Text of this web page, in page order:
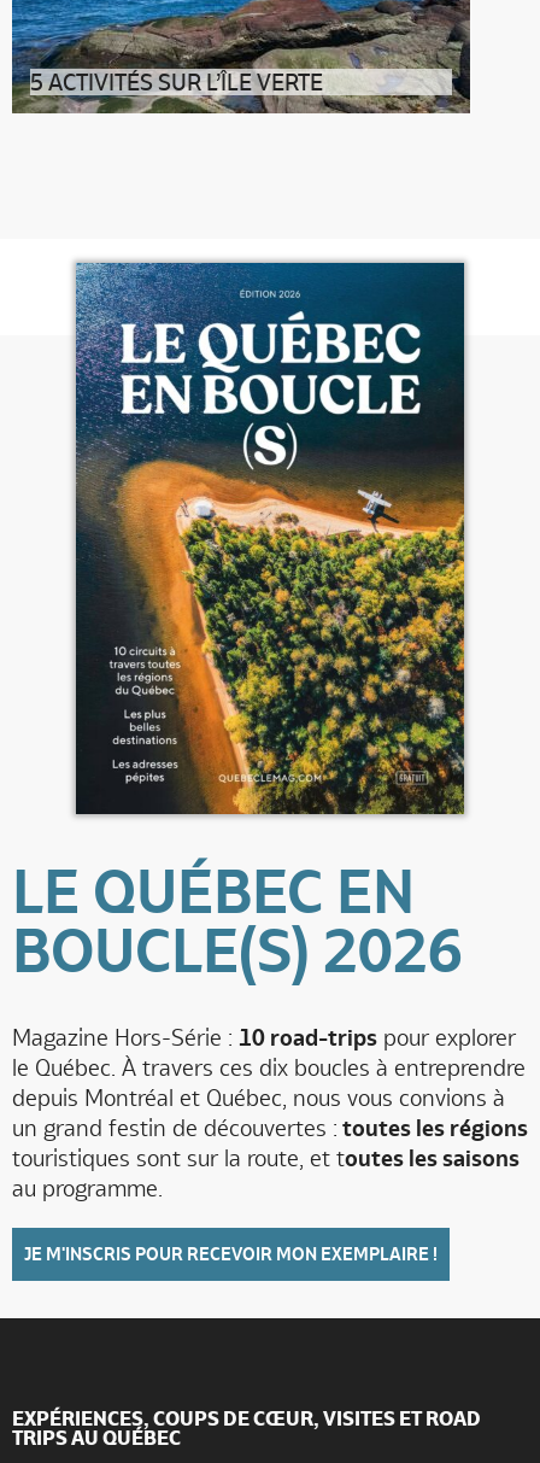
5 ACTIVITÉS SUR L’ÎLE VERTE
LE QUÉBEC EN
BOUCLE(S) 2026
Magazine Hors-Série : 10 road-trips pour explorer
le Québec. À travers ces dix boucles à entreprendre
depuis Montréal et Québec, nous vous convions à
un grand festin de découvertes : toutes les régions
touristiques sont sur la route, et toutes les saisons
au programme.
JE M'INSCRIS POUR RECEVOIR MON EXEMPLAIRE !
EXPÉRIENCES, COUPS DE CŒUR, VISITES ET ROAD
TRIPS AU QUÉBEC